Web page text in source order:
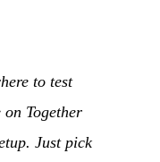
to test
Together
Just pick